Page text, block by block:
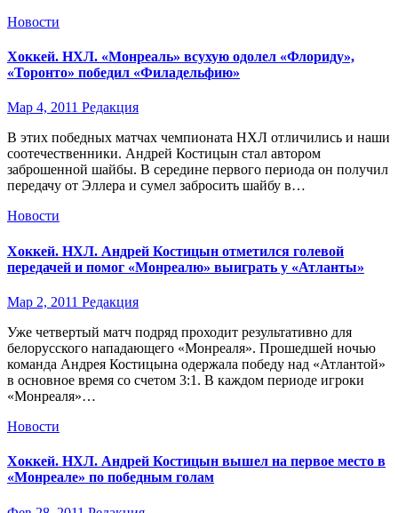
Новости
Хоккей. НХЛ. «Монреаль» всухую одолел «Флориду»,
«Торонто» победил «Филадельфию»
Мар 4, 2011 Редакция
В этих победных матчах чемпионата НХЛ отличились и наши
соотечественники. Андрей Костицын стал автором
заброшенной шайбы. В середине первого периода он получил
передачу от Эллера и сумел забросить шайбу в…
Новости
Хоккей. НХЛ. Андрей Костицын отметился голевой
передачей и помог «Монреалю» выиграть у «Атланты»
Мар 2, 2011 Редакция
Уже четвертый матч подряд проходит результативно для
белорусского нападающего «Монреаля». Прошедшей ночью
команда Андрея Костицына одержала победу над «Атлантой»
в основное время со счетом 3:1. В каждом периоде игроки
«Монреаля»…
Новости
Хоккей. НХЛ. Андрей Костицын вышел на первое место в
«Монреале» по победным голам